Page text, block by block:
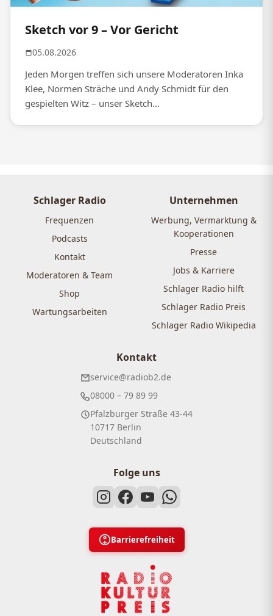
Sketch vor 9 – Vor Gericht
05.08.2026
Jeden Morgen treffen sich unsere Moderatoren Inka
Klee, Normen Sträche und Andy Schmidt für den
gespielten Witz – unser Sketch...
Schlager Radio
Frequenzen
Podcasts
Kontakt
Moderatoren & Team
Shop
Wartungsarbeiten
Unternehmen
Werbung, Vermarktung &
Kooperationen
Presse
Jobs & Karriere
Schlager Radio hilft
Schlager Radio Preis
Schlager Radio Wikipedia
Kontakt
service@radiob2.de
08000 – 79 89 99
Pfalzburger Straße 43-44
10717 Berlin
Deutschland
Folge uns
Barrierefreiheit